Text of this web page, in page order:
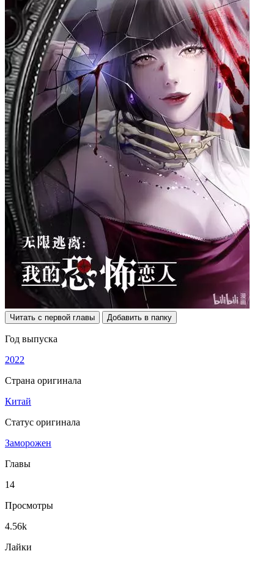
Читать с первой главы Добавить в папку
Год выпуска
2022
Страна оригинала
Китай
Статус оригинала
Заморожен
Главы
14
Просмотры
4.56k
Лайки